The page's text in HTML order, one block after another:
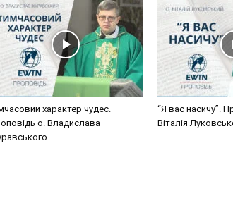
характер чудес.
о. Владислава
“Я вас насичу”.
Віталія